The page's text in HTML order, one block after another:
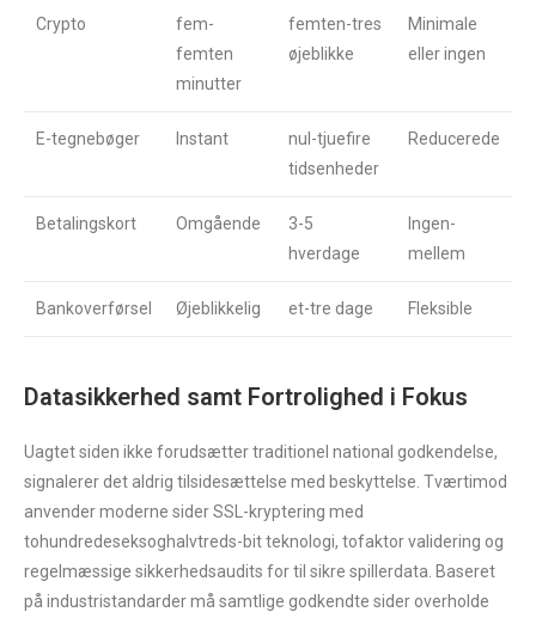
Crypto
fem-
femten
minutter
femten-tres
øjeblikke
Minimale
eller ingen
E-tegnebøger Instant
nul-tjuefire
tidsenheder
Reducerede
Betalingskort Omgående
3-5
hverdage
Ingen-
mellem
Bankoverførsel Øjeblikkelig et-tre dage Fleksible
Datasikkerhed samt Fortrolighed i Fokus
Uagtet siden ikke forudsætter traditionel national godkendelse,
signalerer det aldrig tilsidesættelse med beskyttelse. Tværtimod
anvender moderne sider SSL-kryptering med
tohundredeseksoghalvtreds-bit teknologi, tofaktor validering og
regelmæssige sikkerhedsaudits for til sikre spillerdata. Baseret
på industristandarder må samtlige godkendte sider overholde